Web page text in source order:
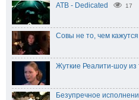
ATB - Dedicated 17
Совы не то, чем кажутся
Жуткие Реалити-шоу из
Безупречное